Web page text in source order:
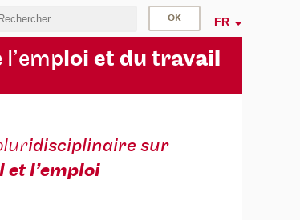
FR
loi et du travail
idisciplinaire sur
et l’emploi